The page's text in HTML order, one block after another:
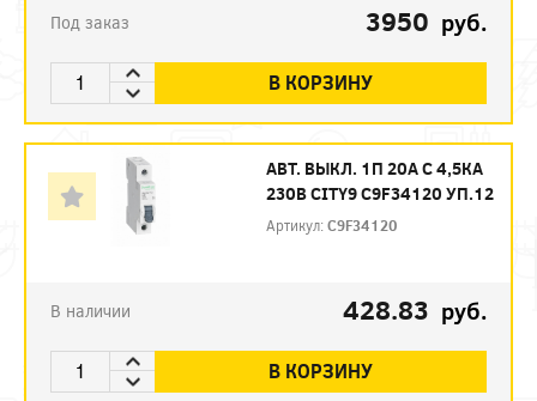
Под заказ 3950 руб.
В КОРЗИНУ
АВТ. ВЫКЛ. 1П 20А С 4,5КА
230В CITY9 C9F34120 УП.12
Артикул:C9F34120
В наличии 428.83 руб.
В КОРЗИНУ